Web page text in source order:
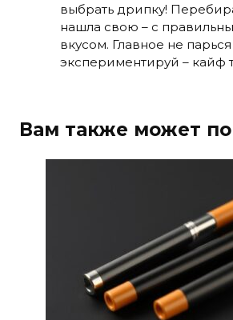
выбрать дрипку!
нашла свою – с
вкусом. Главное не
экспериментируй – кайф
Вам также может